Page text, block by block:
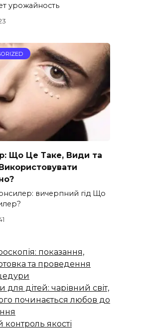
урожайность
Що Це Таке, Види та
вичерпний гід Що
показання,
та проведення
для дітей: чарівний світ,
починається любов до
контроль якості